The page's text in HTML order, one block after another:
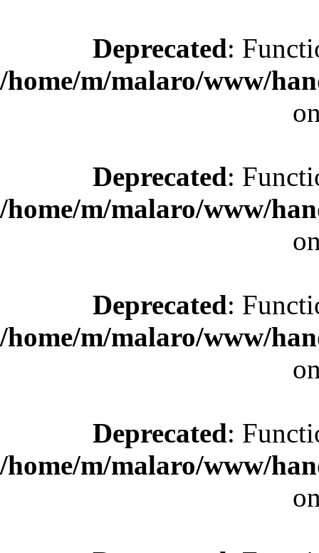
Deprecated:
/home/m/malaro/www/
Deprecated:
/home/m/malaro/www/
Deprecated:
/home/m/malaro/www/
Deprecated:
/home/m/malaro/www/